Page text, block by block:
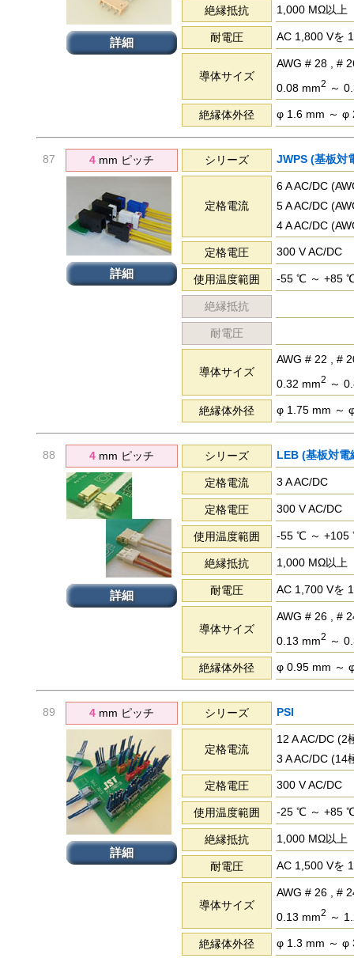
詳細
絶縁抵抗 1,000 MΩ以上
耐電圧 AC 1,800 Vを
導体サイズ
AWG # 28 , #
0.08 mm2 ～
絶縁体外径 φ 1.6 mm ～ φ
87 4 mm ピッチ シリーズ JWPS (基板対
詳細
定格電流
6 A AC/DC
5 A AC/DC
4 A AC/DC
定格電圧 300 V AC/DC
使用温度範囲 -55 ℃ ～ +85
絶縁抵抗
耐電圧
導体サイズ
AWG # 22 , #
0.32 mm2 ～
絶縁体外径 φ 1.75 mm ～
88 4 mm ピッチ シリーズ LEB (基板対電
詳細
定格電流 3 A AC/DC
定格電圧 300 V AC/DC
使用温度範囲 -55 ℃ ～
絶縁抵抗 1,000 MΩ以上
耐電圧 AC 1,700 Vを
導体サイズ
AWG # 26 , #
0.13 mm2 ～
絶縁体外径 φ 0.95 mm ～
89 4 mm ピッチ シリーズ PSI
詳細
定格電流
12 A AC/DC (2
3 A AC/DC (14
定格電圧 300 V AC/DC
使用温度範囲 -25 ℃ ～ +85
絶縁抵抗 1,000 MΩ以上
耐電圧 AC 1,500 Vを
導体サイズ
AWG # 26 , #
0.13 mm2 ～
絶縁体外径 φ 1.3 mm ～ φ